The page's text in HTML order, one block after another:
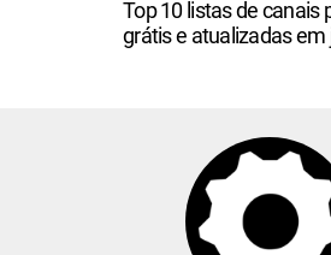
Top 10 listas de canais
grátis e atualizadas em